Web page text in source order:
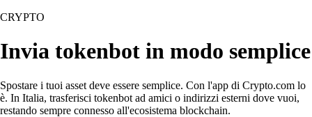
CRYPTO
Invia tokenbot in modo semplice
Spostare i tuoi asset deve essere semplice. Con l'app di Crypto.com lo
è. In Italia, trasferisci tokenbot ad amici o indirizzi esterni dove vuoi,
restando sempre connesso all'ecosistema blockchain.